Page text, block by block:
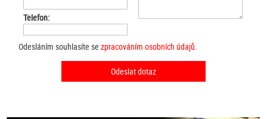
Telefon:
Odesláním souhlasíte sezpracováním osobních údajů.